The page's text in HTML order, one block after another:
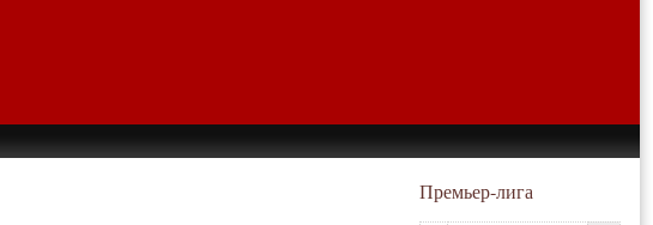
Премьер-лига